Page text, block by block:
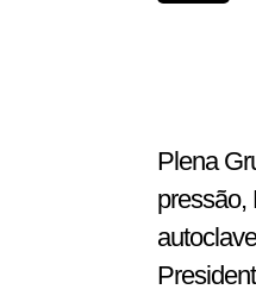
Plena
pressão,